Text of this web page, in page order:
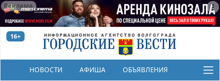
Реклама
16+
НОВОСТИ АФИША ОБЪЯВЛЕНИЯ